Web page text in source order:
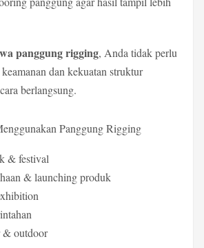
panggung rigging, Anda tidak perlu
dan kekuatan struktur
berlangsung.
Panggung Rigging
& festival
& launching produk
& outdoor